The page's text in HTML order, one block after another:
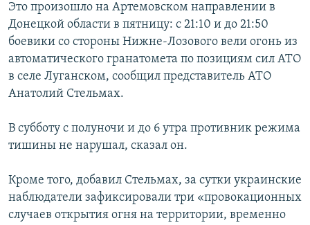
Это произошло на Артемовском направлении в
Донецкой области в пятницу: с 21:10 и до 21:50
боевики со стороны Нижне-Лозового вели огонь из
автоматического гранатомета по позициям сил АТО
в селе Луганском, сообщил представитель АТО
Анатолий Стельмах.
В субботу с полуночи и до 6 утра противник режима
тишины не нарушал, сказал он.
Кроме того, добавил Стельмах, за сутки украинские
наблюдатели зафиксировали три «провокационных
случаев открытия огня на территории, временно